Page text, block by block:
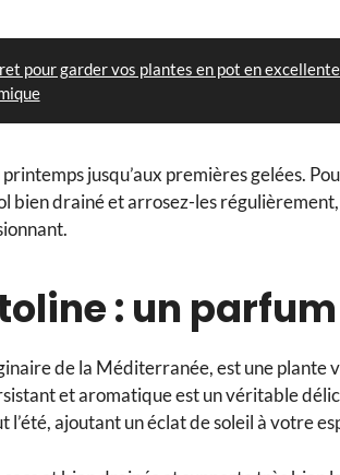
pour garder vos plantes en pot en
jusqu’aux premières gelées.
bien drainé et arrosez-les
: un
de la Méditerranée, est une plante
et aromatique est un véritable
l’été, ajoutant un éclat de soleil à votre